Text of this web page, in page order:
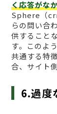
く応答がな
Sphere（
らの問い合
供すること
す。このよ
共通する特
合、サイト
6.過度